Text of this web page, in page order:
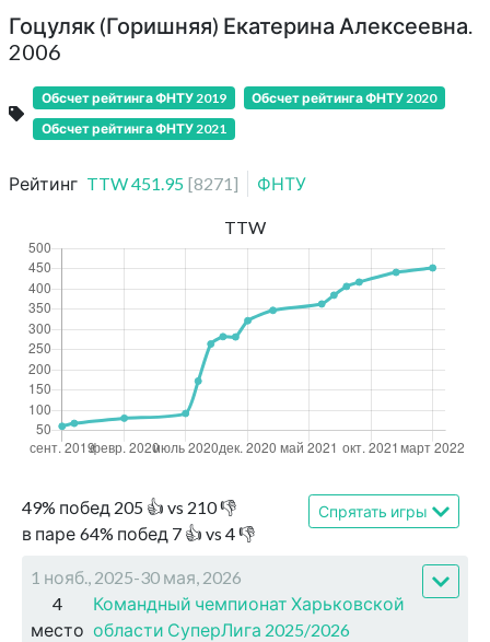
Гоцуляк (Горишняя) Екатерина Алексеевна.
2006
Обсчет рейтинга ФНТУ 2019
Обсчет рейтинга ФНТУ 2020
Обсчет рейтинга ФНТУ 2021
Рейтинг TTW451.95 [8271 ] ФНТУ
49% побед 205 👍 vs 210👎
в паре 64% побед 7 👍 vs 4👎
Спрятать игры
1 нояб., 2025-30 мая, 2026
4
место
Командный чемпионат Харьковской
области СуперЛига 2025/2026
TTW